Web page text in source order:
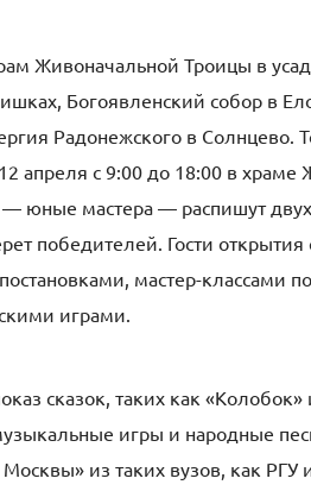
Живоначальной Троицы в
Богоявленский собор в
Радонежского в Солнцево.
апреля с 9:00 до 18:00 в храме
юные мастера — распишут
победителей. Гости открытия
мастер-классами
играми.
сказок, таких как «Колобок»
игры и народные
из таких вузов, как РГУ